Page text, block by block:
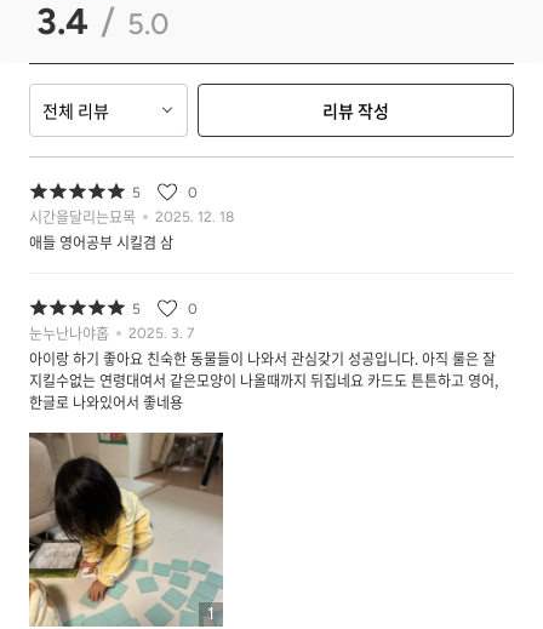
3.4 / 5.0
전체 리뷰 리뷰 작성
5 0
시간을달리는묘목 2025. 12. 18
애들 영어공부 시킬겸 삼
5 0
눈누난나야홉 2025. 3. 7
아이랑 하기 좋아요 친숙한 동물들이 나와서 관심갖기 성공입니다. 아직 룰은 잘
지킬수없는 연령대여서 같은모양이 나올때까지 뒤집네요 카드도 튼튼하고 영어,
한글로 나와있어서 좋네용
1